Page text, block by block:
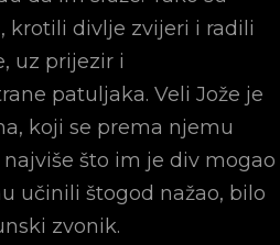
krotili divlje zvijeri i radili
uz prijezir i
patuljaka. Veli Jože je
koji se prema njemu
što im je div mogao
učinili štogod nažao, bilo
zvonik.